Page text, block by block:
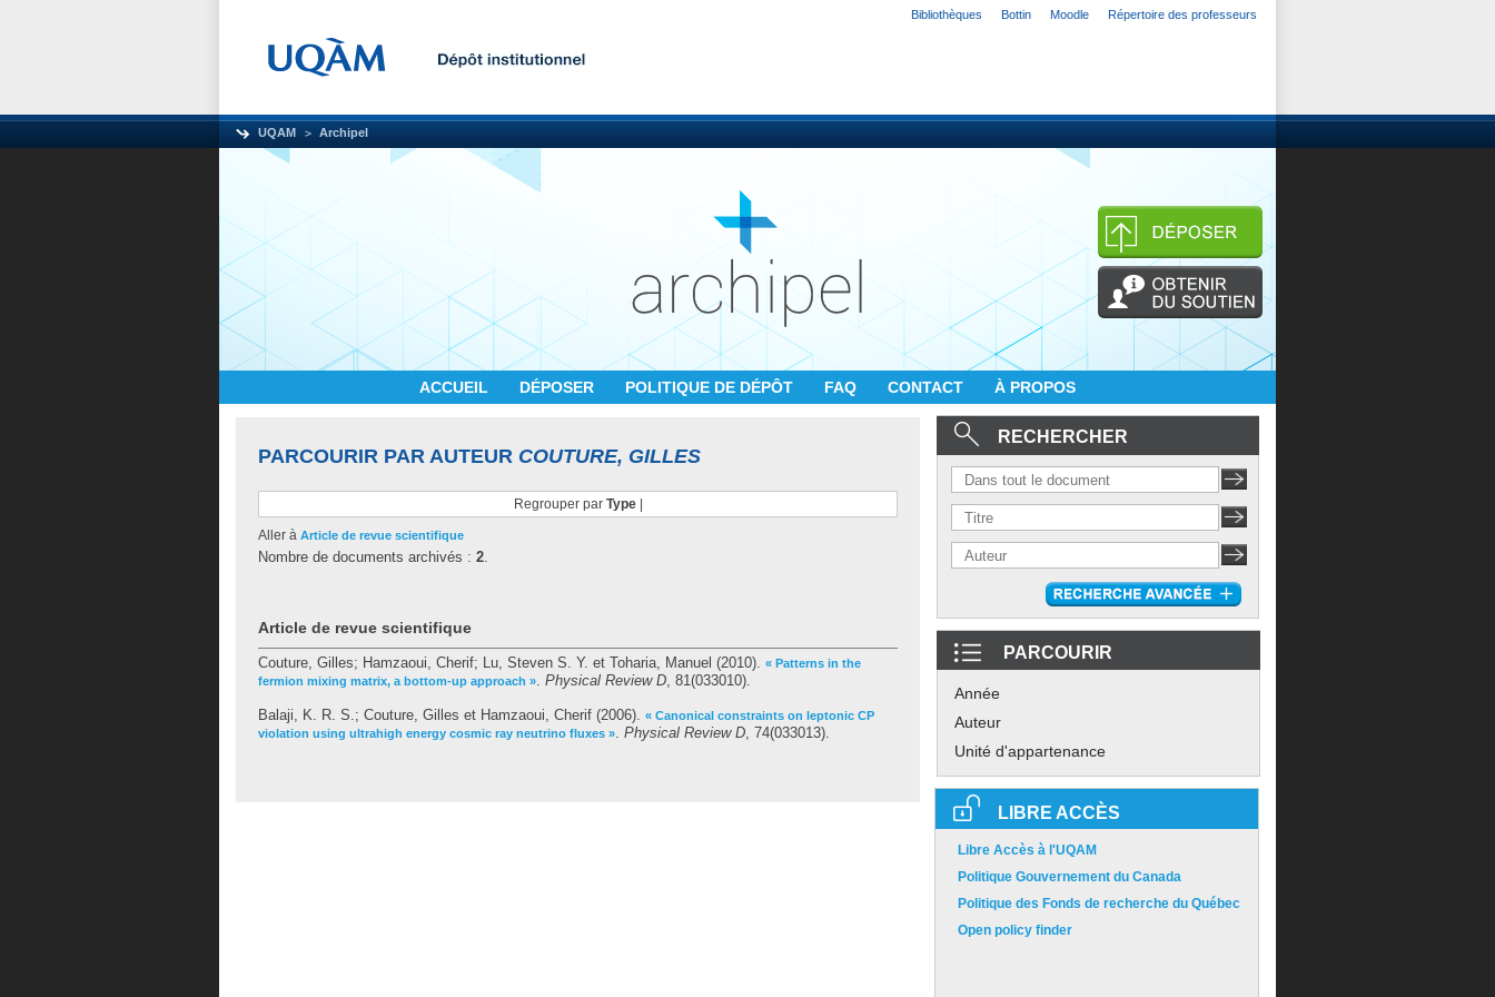
Bibliothèques Bottin Moodle Répertoire des professeurs
UQAM Archipel
ACCUEIL DÉPOSER POLITIQUE DE DÉPÔT FAQ CONTACT À PROPOS
PARCOURIR PAR AUTEUR COUTURE, GILLES
Regrouper par Type|
Aller à Article de revue scientifique
Nombre de documents archivés : 2.
Article de revue scientifique
Couture, Gilles; Hamzaoui, Cherif; Lu, Steven S. Y. et Toharia, Manuel (2010). « Patterns in the
fermion mixing matrix, a bottom-up approach ». Physical Review D, 81(033010).
Balaji, K. R. S.; Couture, Gilles et Hamzaoui, Cherif (2006). « Canonical constraints on leptonic CP
violation using ultrahigh energy cosmic ray neutrino fluxes ». Physical Review D, 74(033013).
RECHERCHER
PARCOURIR
Année
Auteur
Unité d'appartenance
LIBRE ACCÈS
Libre Accès à l'UQAM
Politique Gouvernement du Canada
Politique des Fonds de recherche du Québec
Open policy finder